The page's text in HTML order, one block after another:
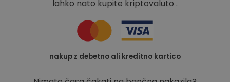
lahko nato kupite kriptovaluto .
nakup z debetno ali kreditno kartico